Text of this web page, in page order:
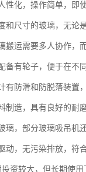
性化，操作简单，即
和尺寸的玻璃，无论
搬运需要多人协作，
备有轮子，便于在不
有防滑和防脱落装置
制造，具有良好的耐
璃，部分玻璃吸吊机
动，无污染排放，符
资较大，但长期使